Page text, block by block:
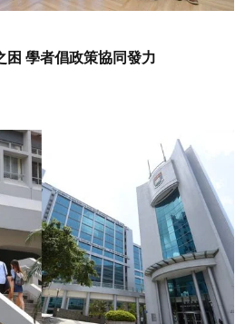
困 學者倡政策協同發力